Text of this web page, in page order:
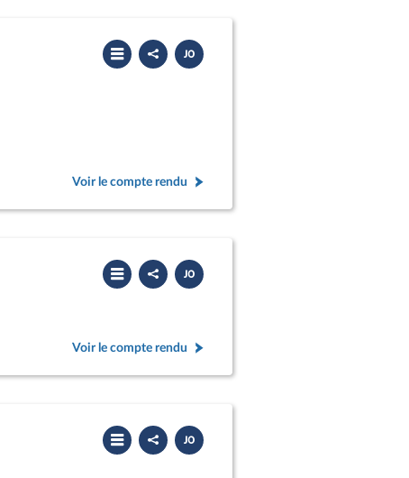
Partager
le
compte
Télécharger
le
PDF
Voir le compte rendu
Partager
le
compte
Télécharger
le
PDF
Voir le compte rendu
Partager
le
compte
Télécharger
le
PDF